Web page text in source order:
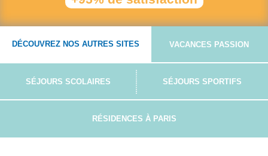
DÉCOUVREZ NOS AUTRES SITES VACANCES PASSION
SÉJOURS SCOLAIRES SÉJOURS SPORTIFS
RÉSIDENCES À PARIS